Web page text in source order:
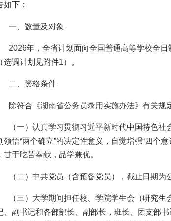
如下：
一、数量及对象
2026年，全省计划面向全国普通高等学校全
选调计划见附件1）。
二、资格条件
除符合《湖南省公务员录用实施办法》有关规
（一）认真学习贯彻习近平新时代中国特色
领悟“两个确立”的决定性意义，自觉增强“四个
甘于吃苦奉献，品学兼优。
（二）中共党员（含预备党员），截止日期为
（三）大学期间担任校、学院学生会（研究
、副书记和各部部长、副部长，班长、团支部